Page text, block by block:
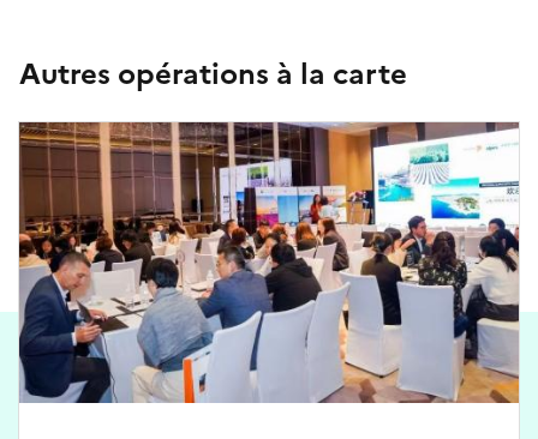
Autres opérations à la carte